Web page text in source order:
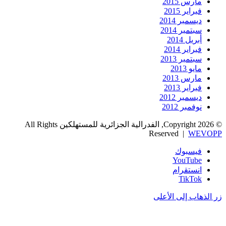
فبراير 2015
ديسمبر 2014
سبتمبر 2014
أبريل 2014
فبراير 2014
سبتمبر 2013
مايو 2013
مارس 2013
فبراير 2013
ديسمبر 2012
نوفمبر 2012
© Copyright 2026, الفدرالية الجزائرية للمستهلكين All Rights
Reserved | WEVOPP
فيسبوك
‫YouTube
انستقرام
‫TikTok
زر الذهاب إلى الأعلى